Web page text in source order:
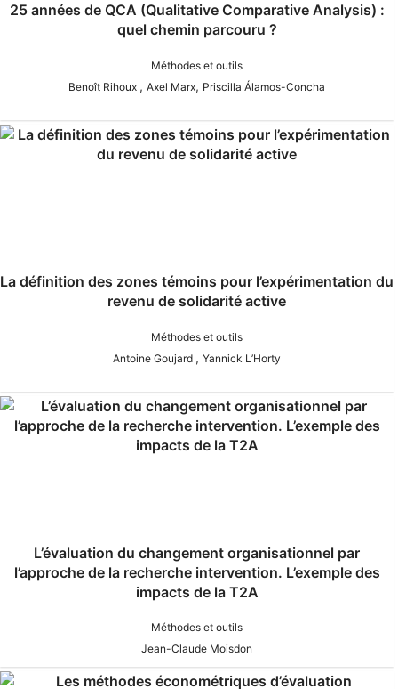
25 années de QCA (Qualitative Comparative Analysis) :
quel chemin parcouru ?
Méthodes et outils
Benoît Rihoux , Axel Marx, Priscilla Álamos-Concha
La définition des zones témoins pour l’expérimentation du
revenu de solidarité active
Méthodes et outils
Antoine Goujard , Yannick L’Horty
L’évaluation du changement organisationnel par
l’approche de la recherche intervention. L’exemple des
impacts de la T2A
Méthodes et outils
Jean-Claude Moisdon